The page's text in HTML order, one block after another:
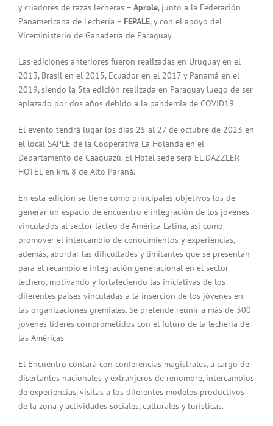
y criadores de razas lecheras – Aprole, junto a la Federación
Panamericana de Lechería – FEPALE, y con el apoyo del
Viceministerio de Ganadería de Paraguay.
Las ediciones anteriores fueron realizadas en Uruguay en el
2013, Brasil en el 2015, Ecuador en el 2017 y Panamá en el
2019, siendo la 5ta edición realizada en Paraguay luego de ser
aplazado por dos años debido a la pandemia de COVID19
El evento tendrá lugar los días 25 al 27 de octubre de 2023 en
el local SAPLE de la Cooperativa La Holanda en el
Departamento de Caaguazú. El Hotel sede será EL DAZZLER
HOTEL en km. 8 de Alto Paraná.
En esta edición se tiene como principales objetivos los de
generar un espacio de encuentro e integración de los jóvenes
vinculados al sector lácteo de América Latina, así como
promover el intercambio de conocimientos y experiencias,
además, abordar las dificultades y limitantes que se presentan
para el recambio e integración generacional en el sector
lechero, motivando y fortaleciendo las iniciativas de los
diferentes países vinculadas a la inserción de los jóvenes en
las organizaciones gremiales. Se pretende reunir a más de 300
jóvenes líderes comprometidos con el futuro de la lechería de
las Américas
El Encuentro contará con conferencias magistrales, a cargo de
disertantes nacionales y extranjeros de renombre, intercambios
de experiencias, visitas a los diferentes modelos productivos
de la zona y actividades sociales, culturales y turísticas.